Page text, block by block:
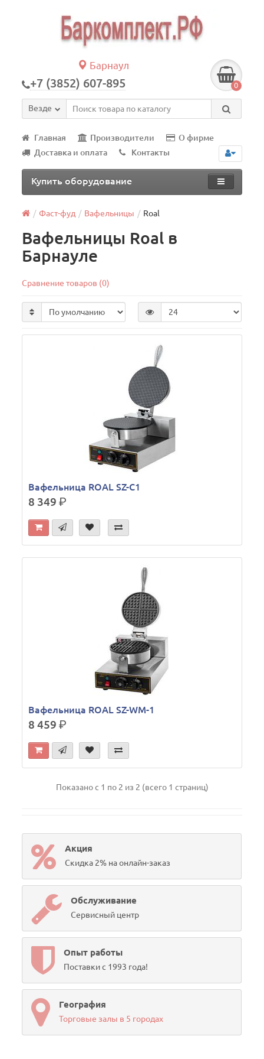
Барнаул
+7 (3852) 607-895 0
Везде
Главная Производители
О фирме
Доставка и оплата
Контакты
Купить оборудование
Фаст-фуд Вафельницы Roal
Вафельницы Roal в
Барнауле
Сравнение товаров (0)
Вафельница ROAL SZ-C1
8 349р.
Вафельница ROAL SZ-WM-1
8 459р.
Показано с 1 по 2 из 2 (всего 1 страниц)
Акция
Скидка 2% на онлайн-заказ
Обслуживание
Сервисный центр
Опыт работы
Поставки с 1993 года!
География
Торговые залы в 5 городах